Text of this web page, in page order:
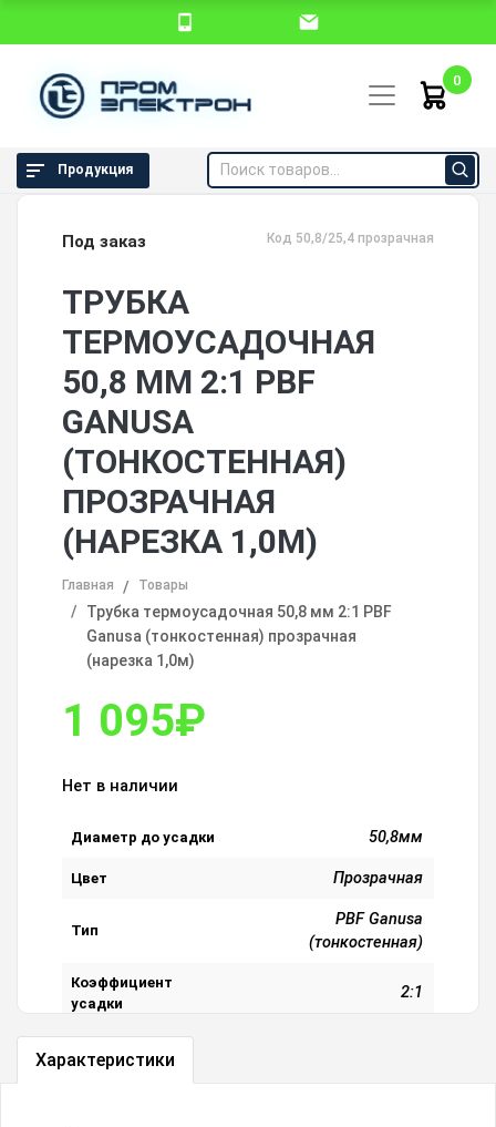
0
Продукция
Под заказ Код 50,8/25,4 прозрачная
ТРУБКА
ТЕРМОУСАДОЧНАЯ
50,8 ММ 2:1 PBF
GANUSA
(ТОНКОСТЕННАЯ)
ПРОЗРАЧНАЯ
(НАРЕЗКА 1,0М)
Главная Товары
Трубка термоусадочная 50,8 мм 2:1 PBF
Ganusa (тонкостенная) прозрачная
(нарезка 1,0м)
1 095₽
Нет в наличии
Диаметр до усадки 50,8мм
Цвет Прозрачная
Тип
PBF Ganusa
(тонкостенная)
Коэффициент
усадки
2:1
Посмотреть все характеристики
Характеристики